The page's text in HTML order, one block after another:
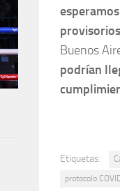
provisorios
Buenos
podrían
Etiquetas:
protocolo